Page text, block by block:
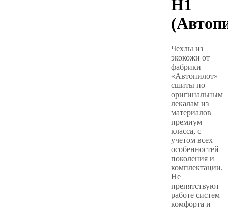
Н1
Чехлы из
экокожи от
фабрики
«Автопилот»
сшиты по
оригинальным
лекалам из
материалов
премиум
класса, с
учетом всех
особенностей
поколения и
комплектации.
Не
препятствуют
работе систем
комфорта и